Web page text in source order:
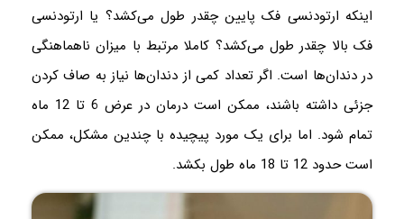
اینکه ارتودنسی فک پایین چقدر طول می‌کشد؟ یا ارتودنسی
فک بالا چقدر طول می‌کشد؟ کاملا مرتبط با میزان ناهماهنگی
در دندان‌ها است. اگر تعداد کمی از دندان‌ها نیاز به صاف کردن
جزئی داشته باشند، ممکن است درمان در عرض 6 تا 12 ماه
تمام شود. اما برای یک مورد پیچیده با چندین مشکل، ممکن
است حدود 12 تا 18 ماه طول بکشد.